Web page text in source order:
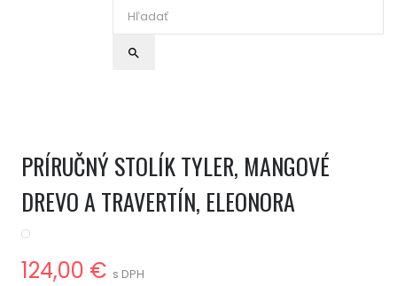
search
PRÍRUČNÝ STOLÍK TYLER, MANGOVÉ
DREVO A TRAVERTÍN, ELEONORA
124,00 € s DPH